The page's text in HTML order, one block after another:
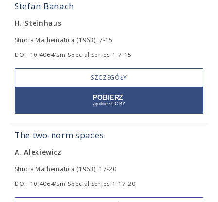
Stefan Banach
H. Steinhaus
Studia Mathematica (1963), 7-15
DOI: 10.4064/sm-Special Series-1-7-15
SZCZEGÓŁY
The two-norm spaces
A. Alexiewicz
Studia Mathematica (1963), 17-20
DOI: 10.4064/sm-Special Series-1-17-20